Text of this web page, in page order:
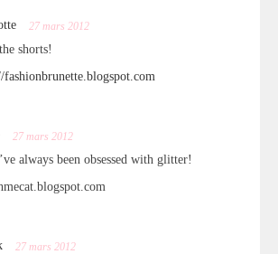
27 mars 2012
shorts!
fashionbrunette.blogspot.com
27 mars 2012
always been obsessed with glitter!
27 mars 2012